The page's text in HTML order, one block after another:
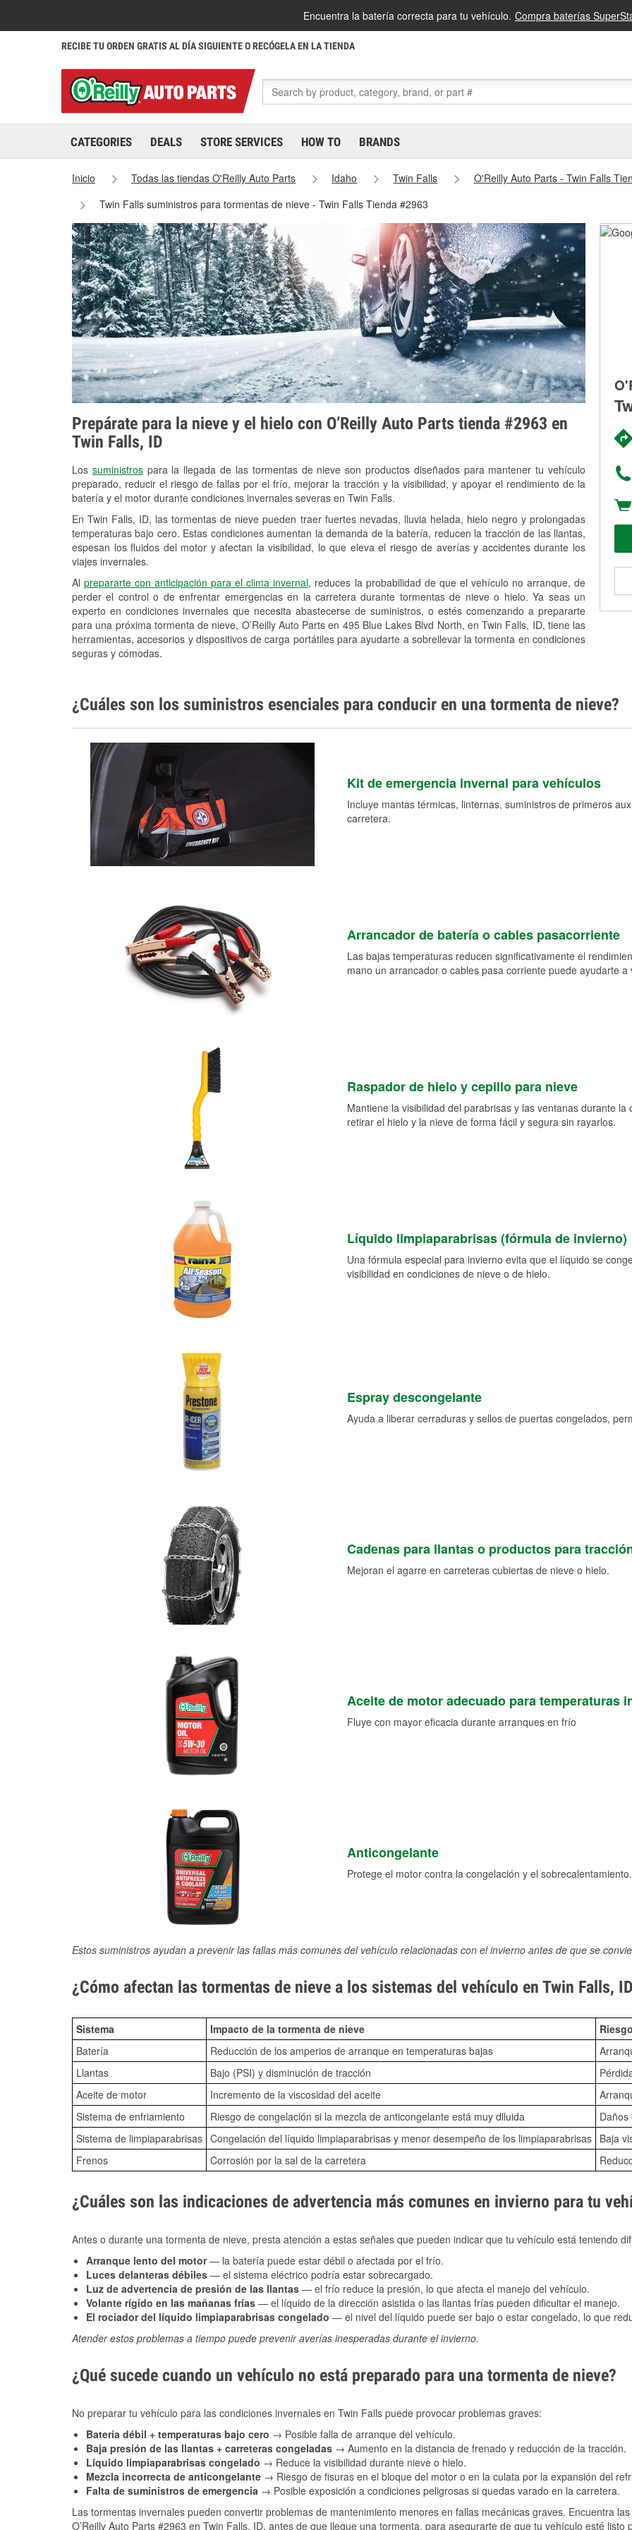
Encuentra la batería correcta para tu vehículo. Compra baterías
RECIBE TU ORDEN GRATIS AL DÍA SIGUIENTE O RECÓGELA EN LA TIENDA
CATEGORIES DEALS STORE SERVICES HOW TO BRANDS
Inicio Todas las tiendas O'Reilly Auto Parts Idaho Twin Falls
O'Reilly Auto Parts - Twin Falls
Twin Falls suministros para tormentas de nieve - Twin Falls Tienda #2963
Prepárate para la nieve y el hielo con O’Reilly Auto Parts tienda #2963 en
Twin Falls, ID
Los suministrospara la llegada de las tormentas de nieve son productos diseñados para mantener tu vehículo
preparado, reducir el riesgo de fallas por el frío, mejorar la tracción y la visibilidad, y apoyar el rendimiento de la
batería y el motor durante condiciones invernales severas en Twin Falls.
En Twin Falls, ID, las tormentas de nieve pueden traer fuertes nevadas, lluvia helada, hielo negro y prolongadas
temperaturas bajo cero. Estas condiciones aumentan la demanda de la batería, reducen la tracción de las llantas,
espesan los fluidos del motor y afectan la visibilidad, lo que eleva el riesgo de averías y accidentes durante los
viajes invernales.
Alprepararte con anticipación para el clima invernal, reduces la probabilidad de que el vehículo no arranque, de
perder el control o de enfrentar emergencias en la carretera durante tormentas de nieve o hielo. Ya seas un
experto en condiciones invernales que necesita abastecerse de suministros, o estés comenzando a prepararte
para una próxima tormenta de nieve, O’Reilly Auto Parts en 495 Blue Lakes Blvd North, en Twin Falls, ID, tiene las
herramientas, accesorios y dispositivos de carga portátiles para ayudarte a sobrellevar la tormenta en condiciones
seguras y cómodas.
¿Cuáles son los suministros esenciales para conducir en una tormenta de nieve?
Kit de emergencia invernal para vehículos
Incluye mantas térmicas, linternas, suministros de primeros
carretera.
Arrancador de batería o cables pasacorriente
Las bajas temperaturas reducen significativamente el
mano un arrancador o cables pasa corriente puede ayudarte
Raspador de hielo y cepillo para nieve
Mantiene la visibilidad del parabrisas y las ventanas durante
retirar el hielo y la nieve de forma fácil y segura sin rayarlos.
Líquido limpiaparabrisas (fórmula de invierno)
Una fórmula especial para invierno evita que el líquido se
visibilidad en condiciones de nieve o de hielo.
Espray descongelante
Ayuda a liberar cerraduras y sellos de puertas congelados,
Cadenas para llantas o productos para
Mejoran el agarre en carreteras cubiertas de nieve o hielo.
Aceite de motor adecuado para temperaturas
Fluye con mayor eficacia durante arranques en frío
Anticongelante
Protege el motor contra la congelación y el sobrecalentamiento.
Estos suministros ayudan a prevenir las fallas más comunes del vehículo relacionadas con el invierno antes de que se
¿Cómo afectan las tormentas de nieve a los sistemas del vehículo en Twin Falls,
Sistema Impacto de la tormenta de nieve
Batería
Reducción de los amperios de arranque en temperaturas bajas
Llantas
Bajo (PSI) y disminución de tracción
Aceite de motor
Incremento de la viscosidad del aceite
Sistema de enfriamiento
Riesgo de congelación si la mezcla de anticongelante está muy diluida
Sistema de limpiaparabrisas Congelación del líquido limpiaparabrisas y menor desempeño de los limpiaparabrisas Baja
Frenos
Corrosión por la sal de la carretera
¿Cuáles son las indicaciones de advertencia más comunes en invierno para tu
Antes o durante una tormenta de nieve, presta atención a estas señales que pueden indicar que tu vehículo está teniendo
Arranque lento del motor— la batería puede estar débil o afectada por el frío.
Luces delanteras débiles — el sistema eléctrico podría estar sobrecargado.
Luz de advertencia de presión de las llantas — el frío reduce la presión, lo que afecta el manejo del vehículo.
Volante rígido en las mañanas frías — el líquido de la dirección asistida o las llantas frías pueden dificultar el manejo.
El rociador del líquido limpiaparabrisas congelado — el nivel del líquido puede ser bajo o estar congelado, lo que
Atender estos problemas a tiempo puede prevenir averías inesperadas durante el invierno.
¿Qué sucede cuando un vehículo no está preparado para una tormenta de nieve?
No preparar tu vehículo para las condiciones invernales en Twin Falls puede provocar problemas graves:
Batería débil + temperaturas bajo cero → Posible falla de arranque del vehículo.
Baja presión de las llantas + carreteras congeladas → Aumento en la distancia de frenado y reducción de la tracción.
Líquido limpiaparabrisas congelado → Reduce la visibilidad durante nieve o hielo.
Mezcla incorrecta de anticongelante → Riesgo de fisuras en el bloque del motor o en la culata por la expansión del
Falta de suministros de emergencia → Posible exposición a condiciones peligrosas si quedas varado en la carretera.
Las tormentas invernales pueden convertir problemas de mantenimiento menores en fallas mecánicas graves. Encuentra
O’Reilly Auto Parts #2963 en Twin Falls, ID, antes de que llegue una tormenta, para asegurarte de que tu vehículo esté listo